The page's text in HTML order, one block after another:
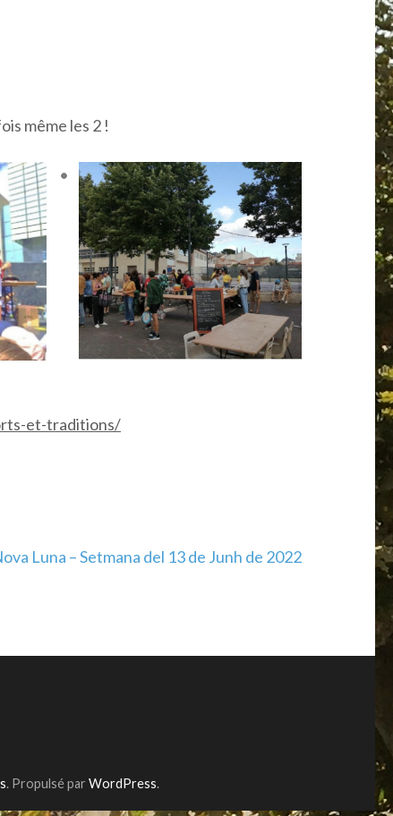
même les 2 !
et-traditions/
Luna – Setmana del 13 de Junh de 2022
. Propulsé par WordPress.